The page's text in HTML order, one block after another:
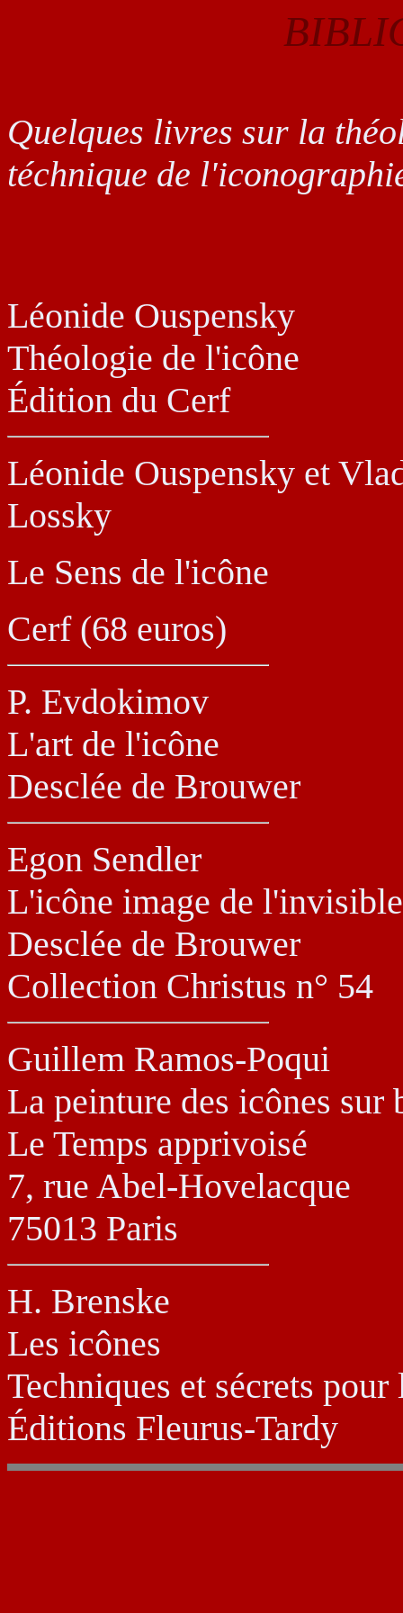
Quelques livres sur la
téchnique de
Léonide Ouspensky
Théologie de l'icône
Édition du Cerf
Léonide Ouspensky et
Lossky
Le Sens de l'icône
Cerf (68 euros)
P. Evdokimov
L'art de l'icône
Desclée de Brouwer
Egon Sendler
L'icône image de l'invisible
Desclée de Brouwer
Collection Christus n° 54
Guillem Ramos-Poqui
La peinture des icônes sur
Le Temps apprivoisé
7, rue Abel-Hovelacque
75013 Paris
H. Brenske
Les icônes
Techniques et sécrets
Éditions Fleurus-Tardy